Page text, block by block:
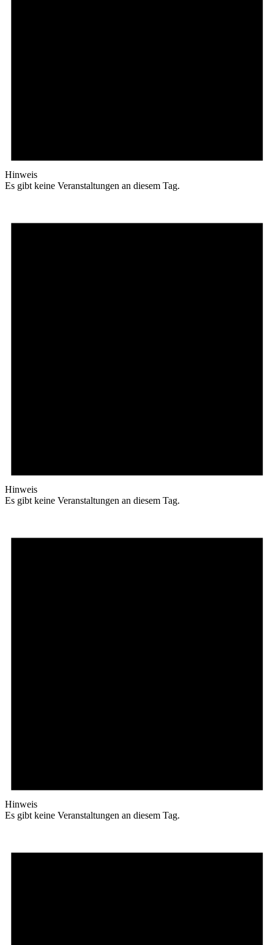
Hinweis
Es gibt keine Veranstaltungen an diesem Tag.
Hinweis
Es gibt keine Veranstaltungen an diesem Tag.
Hinweis
Es gibt keine Veranstaltungen an diesem Tag.